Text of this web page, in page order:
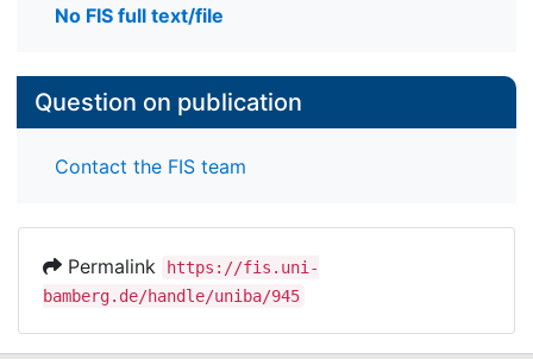
No FIS full text/file
Question on publication
Contact the FIS team
Permalink
https://fis.uni-
bamberg.de/handle/uniba/945